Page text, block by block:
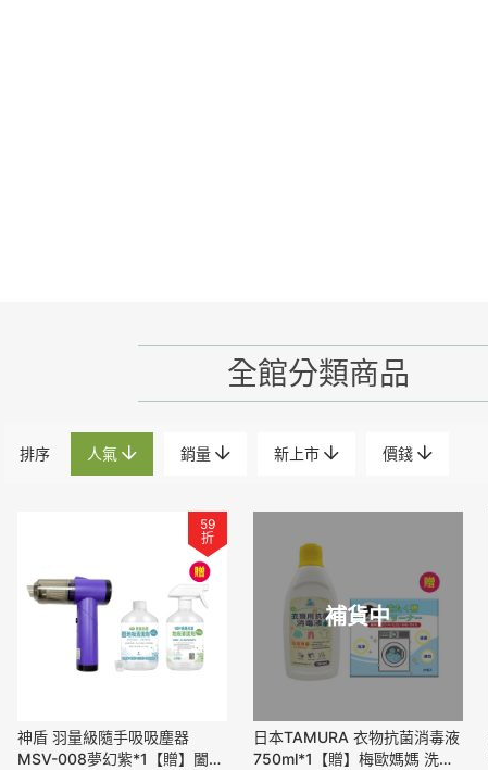
全館分類商品
排序 人氣 銷量 新上市 價錢
59
折
神盾 羽量級隨手吸吸塵器
MSV-008夢幻紫*1【贈】闔樂
補貨中
日本TAMURA 衣物抗菌消毒液
750ml*1【贈】梅歐媽媽 洗衣